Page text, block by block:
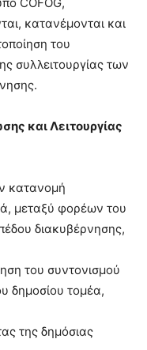
κατανέμονται και
του
συλλειτουργίας των
και Λειτουργίας
κατανομή
μεταξύ φορέων του
διακυβέρνησης,
του συντονισμού
δημοσίου τομέα,
της δημόσιας